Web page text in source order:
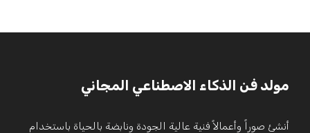
مولد فن الذكاء الاصطناعي المجاني
أنشئ صوراً وأعمالاً فنية عالية الجودة ونابضة بالحياة باستخدام